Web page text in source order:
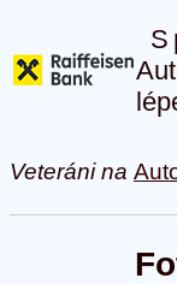
S
Veteráni na